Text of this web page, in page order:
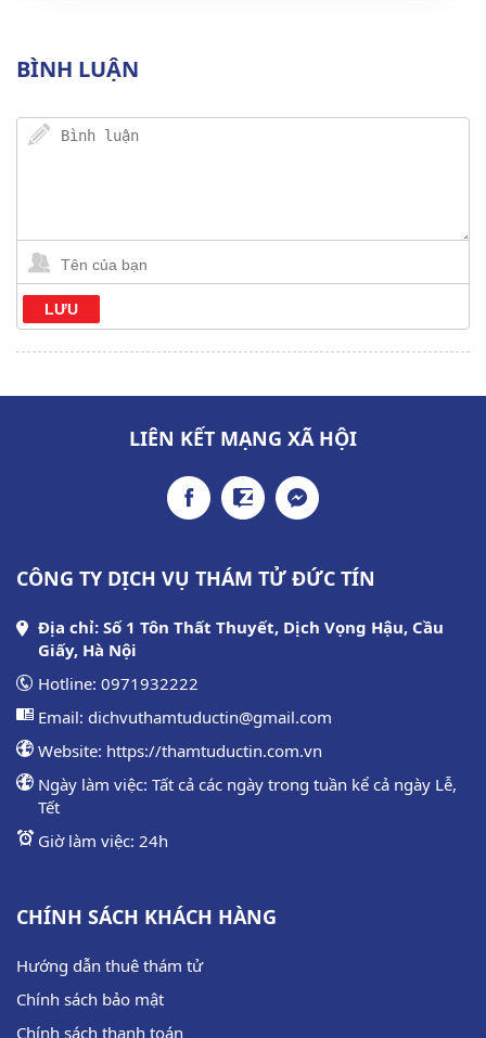
BÌNH LUẬN
LIÊN KẾT MẠNG XÃ HỘI
CÔNG TY DỊCH VỤ THÁM TỬ ĐỨC TÍN
Địa chỉ: Số 1 Tôn Thất Thuyết, Dịch Vọng Hậu, Cầu
Giấy, Hà Nội
Hotline: 0971932222
Email: dichvuthamtuductin@gmail.com
Website: https://thamtuductin.com.vn
Ngày làm việc: Tất cả các ngày trong tuần kể cả ngày Lễ,
Tết
Giờ làm việc: 24h
CHÍNH SÁCH KHÁCH HÀNG
Hướng dẫn thuê thám tử
Chính sách bảo mật
Chính sách thanh toán